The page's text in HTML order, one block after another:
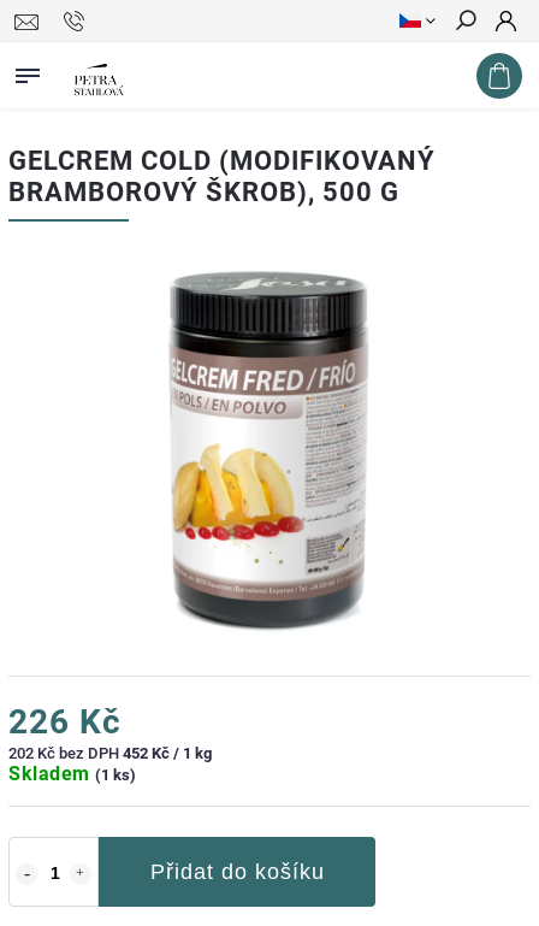
Hledat
GELCREM COLD (MODIFIKOVANÝ
BRAMBOROVÝ ŠKROB), 500 G
226 Kč
202 Kč bez DPH 452 Kč / 1 kg
Skladem (1 ks)
Přidat do košíku